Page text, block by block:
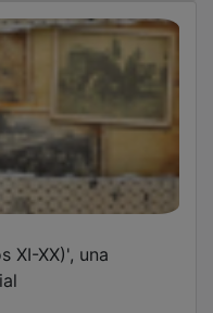
Fiesta de la
de personas